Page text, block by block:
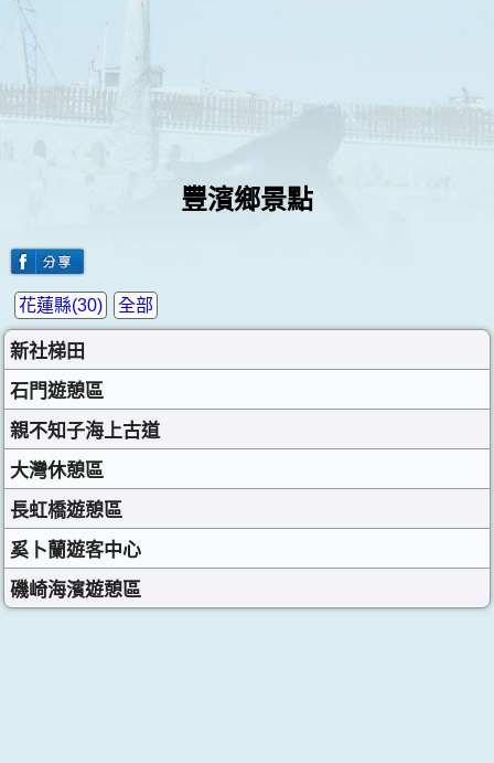
豐濱鄉景點
全部
花蓮縣(30)
新社梯田
石門遊憩區
親不知子海上古道
大灣休憩區
長虹橋遊憩區
奚卜蘭遊客中心
磯崎海濱遊憩區